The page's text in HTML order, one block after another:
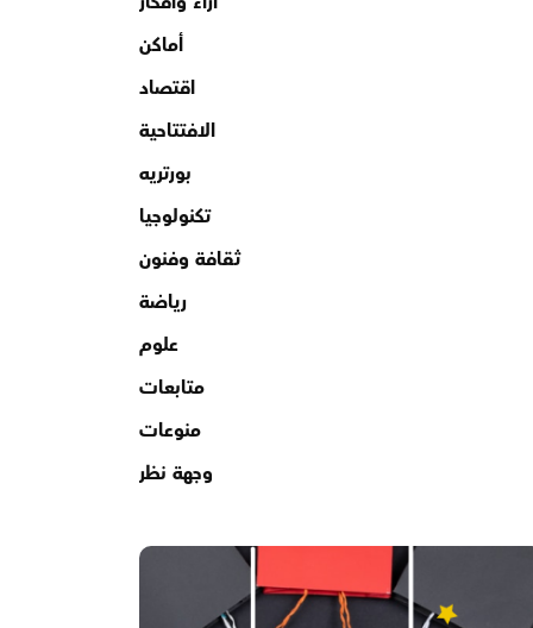
أماكن
اقتصاد
الافتتاحية
بورتريه
تكنولوجيا
ثقافة وفنون
رياضة
علوم
متابعات
منوعات
وجهة نظر